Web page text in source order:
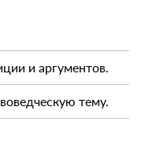
и аргументов.
тему.